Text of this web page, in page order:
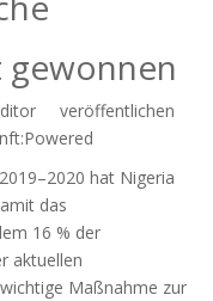
gewonnen
veröffentlichen
Powered
hat Nigeria
das
16 % der
aktuellen
Maßnahme zur